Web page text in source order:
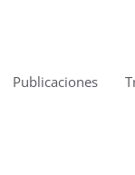
Publicaciones